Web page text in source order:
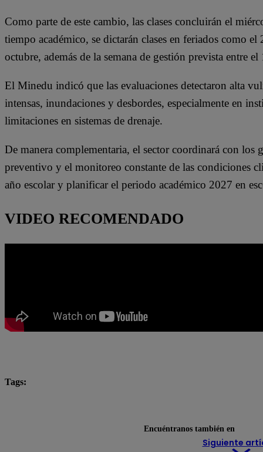
Como parte de este cambio, las clases concluirán el
tiempo académico, se dictarán clases en feriados como
octubre, además de la semana de gestión prevista entre
El Minedu indicó que las evaluaciones detectaron alta
intensas, inundaciones y desbordes, especialmente en
limitaciones en sistemas de drenaje.
De manera complementaria, el sector coordinará con los
preventivo y el monitoreo constante de las condiciones
año escolar y planificar el periodo académico 2027 en
VIDEO RECOMENDADO
Tags:
Siguiente
Encuéntranos también en